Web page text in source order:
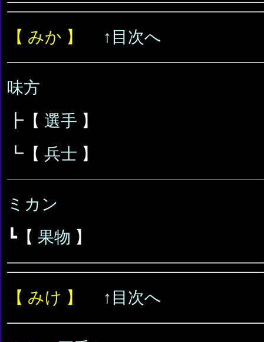
【 みか 】 ↑目次へ
味方
┣【 選手 】
┗【 兵士 】
ミカン
┗【 果物 】
【 みけ 】 ↑目次へ